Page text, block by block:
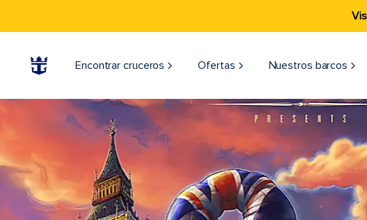
Encontrar cruceros Ofertas Nuestros barcos